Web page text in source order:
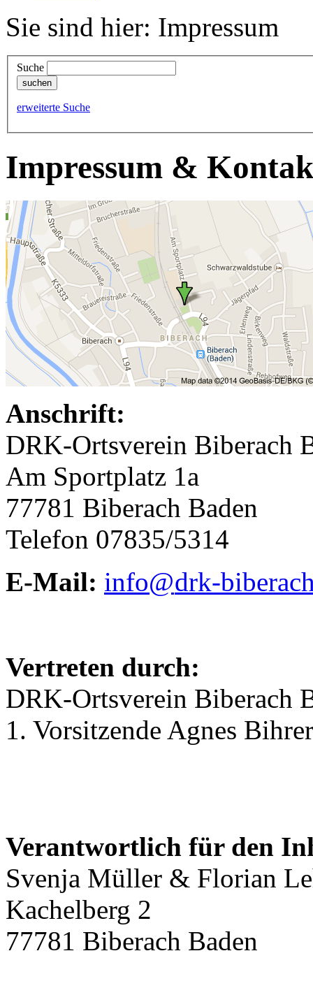
Sie sind hier: Impressum
Suche
erweiterte Suche
Impressum &
Anschrift:
DRK-Ortsverein Biberach
Am Sportplatz 1a
77781 Biberach Baden
Telefon 07835/5314
E-Mail: info@drk-
Vertreten durch:
DRK-Ortsverein Biberach
1. Vorsitzende Agnes Bihrer
Verantwortlich für den
Svenja Müller & Florian
Kachelberg 2
77781 Biberach Baden